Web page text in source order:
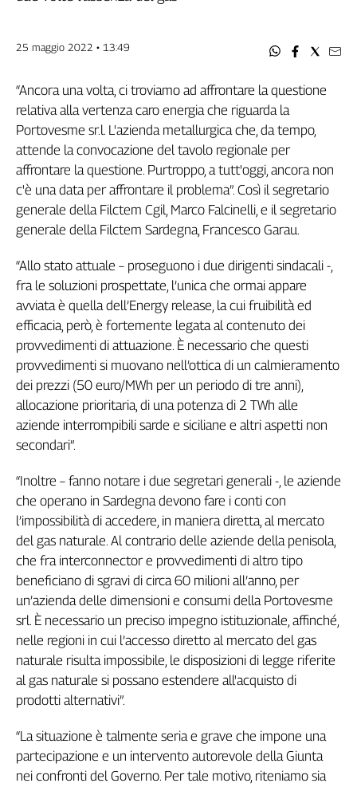
Flai
Fp
Nidil
Slc
Spi
Inca
Caaf
Speciali
G8
Genova,
il
sangue
della
120
Cgil
Collettiva
Academy
Collettiva
Play
Rubriche
Collettiva
Talk
La
settimana
Collettiva
Girasoli
Il
Sassolino
Economica
Tech
Easy
25 maggio 2022 • 13:49
“Ancora una volta, ci troviamo ad affrontare la questione
relativa alla vertenza caro energia che riguarda la
Portovesme sr.l. L'azienda metallurgica che, da tempo,
attende la convocazione del tavolo regionale per
affrontare la questione. Purtroppo, a tutt'oggi, ancora non
c'è una data per affrontare il problema”. Così il segretario
generale della Filctem Cgil, Marco Falcinelli, e il segretario
generale della Filctem Sardegna, Francesco Garau.
“Allo stato attuale – proseguono i due dirigenti sindacali -,
fra le soluzioni prospettate, l’unica che ormai appare
avviata è quella dell’Energy release, la cui fruibilità ed
efficacia, però, è fortemente legata al contenuto dei
provvedimenti di attuazione. È necessario che questi
provvedimenti si muovano nell’ottica di un calmieramento
dei prezzi (50 euro/MWh per un periodo di tre anni),
allocazione prioritaria, di una potenza di 2 TWh alle
aziende interrompibili sarde e siciliane e altri aspetti non
secondari”.
“Inoltre – fanno notare i due segretari generali -, le aziende
che operano in Sardegna devono fare i conti con
l’impossibilità di accedere, in maniera diretta, al mercato
del gas naturale. Al contrario delle aziende della penisola,
che fra interconnector e provvedimenti di altro tipo
beneficiano di sgravi di circa 60 milioni all’anno, per
un’azienda delle dimensioni e consumi della Portovesme
srl. È necessario un preciso impegno istituzionale, affinché,
nelle regioni in cui l’accesso diretto al mercato del gas
naturale risulta impossibile, le disposizioni di legge riferite
al gas naturale si possano estendere all'acquisto di
prodotti alternativi”.
“La situazione è talmente seria e grave che impone una
partecipazione e un intervento autorevole della Giunta
nei confronti del Governo. Per tale motivo, riteniamo sia